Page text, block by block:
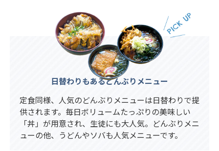
日替わりもあるどんぶりメニュー
定食同様、人気のどんぶりメニューは日替わりで提
供されます。毎日ボリュームたっぷりの美味しい
「丼」が用意され、生徒にも大人気。どんぶりメニ
ューの他、うどんやソバも人気メニューです。